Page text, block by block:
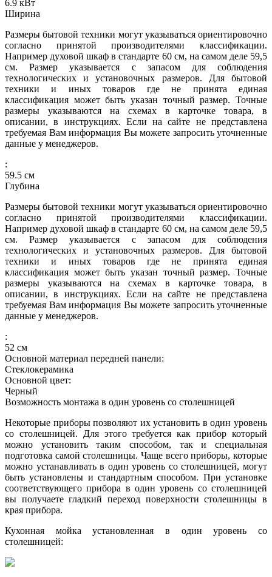
6.9 кВт
Ширина
Размеры бытовой техники могут указываться ориентировочно
согласно принятой производителями классификации.
Например духовой шкаф в стандарте 60 см, на самом деле 59,5
см. Размер указывается с запасом для соблюдения
технологических и установочных размеров. Для бытовой
техники и иных товаров где не принята единая
классификация может быть указан точный размер. Точные
размеры указываются на схемах в карточке товара, в
описании, в инструкциях. Если на сайте не представлена
требуемая Вам информация Вы можете запросить уточненные
данные у менеджеров.
:
59.5 см
Глубина
Размеры бытовой техники могут указываться ориентировочно
согласно принятой производителями классификации.
Например духовой шкаф в стандарте 60 см, на самом деле 59,5
см. Размер указывается с запасом для соблюдения
технологических и установочных размеров. Для бытовой
техники и иных товаров где не принята единая
классификация может быть указан точный размер. Точные
размеры указываются на схемах в карточке товара, в
описании, в инструкциях. Если на сайте не представлена
требуемая Вам информация Вы можете запросить уточненные
данные у менеджеров.
:
52 см
Основной материал передней панели:
Стеклокерамика
Основной цвет:
Черный
Возможность монтажа в один уровень со столешницей
Некоторые приборы позволяют их установить в один уровень
со столешницей. Для этого требуется как прибор который
можно установить таким способом, так и специальная
подготовка самой столешницы. Чаще всего приборы, которые
можно устанавливать в один уровень со столешницей, могут
быть установлены и стандартным способом. При установке
соответствующего прибора в один уровень со столешницей
вы получаете гладкий переход поверхности столешницы в
края прибора.
Кухонная мойка установленная в один уровень со
столешницей: